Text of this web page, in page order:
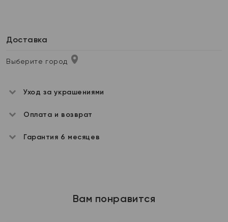
Доставка
Выберите город
Уход за украшениями
Оплата и возврат
Гарантия 6 месяцев
Вам понравится